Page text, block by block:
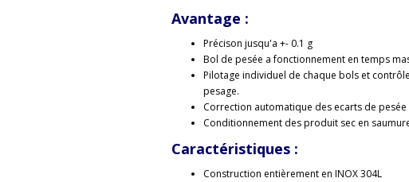
Avantage :
Précison jusqu'a +- 0.1 g
Bol de pesée a fonctionnement en temps
Pilotage individuel de chaque bols et
pesage.
Correction automatique des ecarts de pesée
Conditionnement des produit sec en
Caractéristiques :
Construction entièrement en INOX 304L